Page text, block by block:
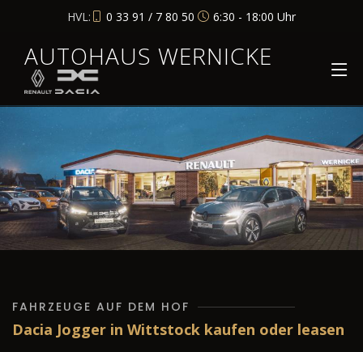
HVL: 0 33 91 / 7 80 50 6:30 - 18:00 Uhr
AUTOHAUS WERNICKE
FAHRZEUGE AUF DEM HOF
Dacia Jogger in Wittstock kaufen oder leasen